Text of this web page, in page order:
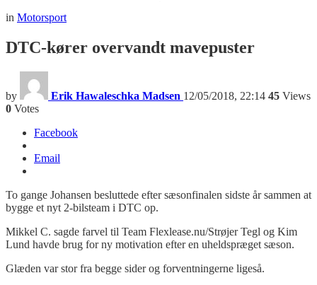
in Motorsport
DTC-kører overvandt mavepuster
by Erik Hawaleschka Madsen 12/05/2018, 22:14 45 Views
0 Votes
Facebook
Email
To gange Johansen besluttede efter sæsonfinalen sidste år sammen at
bygge et nyt 2-bilsteam i DTC op.
Mikkel C. sagde farvel til Team Flexlease.nu/Strøjer Tegl og Kim
Lund havde brug for ny motivation efter en uheldspræget sæson.
Glæden var stor fra begge sider og forventningerne ligeså.